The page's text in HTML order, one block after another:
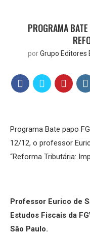
PROGRAMA
porGrupo Editores
Programa Bate papo
12/12, o professor
“Reforma Tributária:
Professor Eurico de
Estudos Fiscais da
São Paulo.